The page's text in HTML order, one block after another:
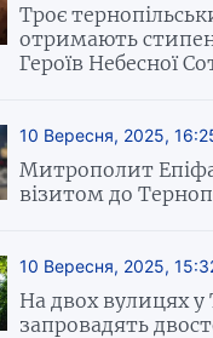
Троє
отримають
Героїв Небесної
10 Вересня, 2025,
Митрополит
візитом до
10 Вересня, 2025,
На двох вулицях у
запровадять